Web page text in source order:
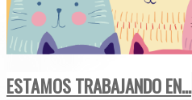
ESTAMOS TRABAJANDO EN...